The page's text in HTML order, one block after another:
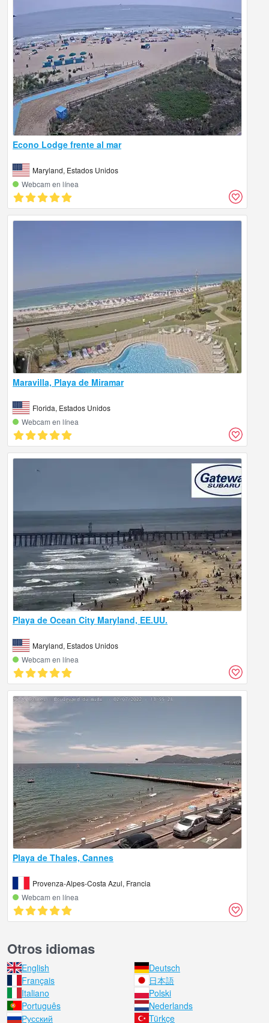
Econo Lodge frente al mar
Maryland, Estados Unidos
Webcam en línea
Maravilla, Playa de Miramar
Florida, Estados Unidos
Webcam en línea
Playa de Ocean City Maryland, EE.UU.
Maryland, Estados Unidos
Webcam en línea
Playa de Thales, Cannes
Provenza-Alpes-Costa Azul, Francia
Webcam en línea
Otros idiomas
English
Deutsch
Français
日本語
Italiano
Polski
Português
Nederlands
Русский
Türkçe